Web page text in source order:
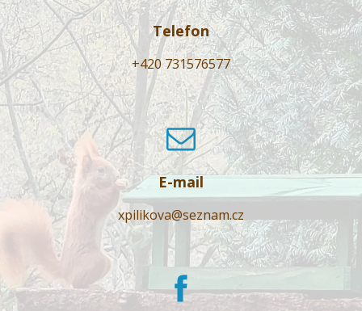
Telefon
+420 731576577
E-mail
xpilikova@seznam.cz